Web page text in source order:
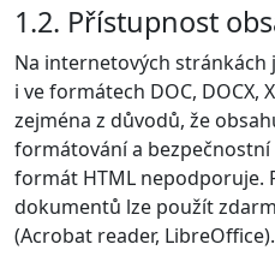
1.2. Přístupnost
Na internetových
i ve formátech DOC, DOCX,
zejména z důvodů, že
formátování a
formát HTML nepodporuje.
dokumentů lze použít
(Acrobat reader, LibreOffice).